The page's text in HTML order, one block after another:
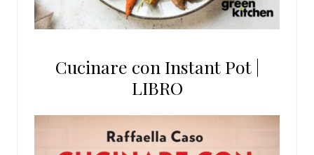
Cucinare con Instant Pot |
LIBRO